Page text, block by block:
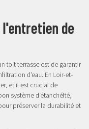
de
toit terrasse est de garantir
d'eau. En Loir-et-
et il est crucial de
système d'étanchéité,
préserver la durabilité et